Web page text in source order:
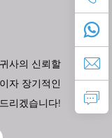
사의 신뢰할
자 장기적인
리겠습니다!